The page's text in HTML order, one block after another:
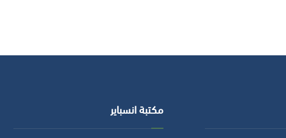
مكتبة انسباير